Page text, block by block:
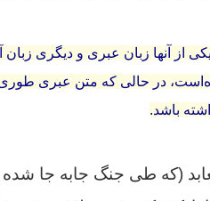
از آنها زبان عبری و دیگری
در حالی که متن عبری
باشد.
(که طی جنگ جابه جا شده